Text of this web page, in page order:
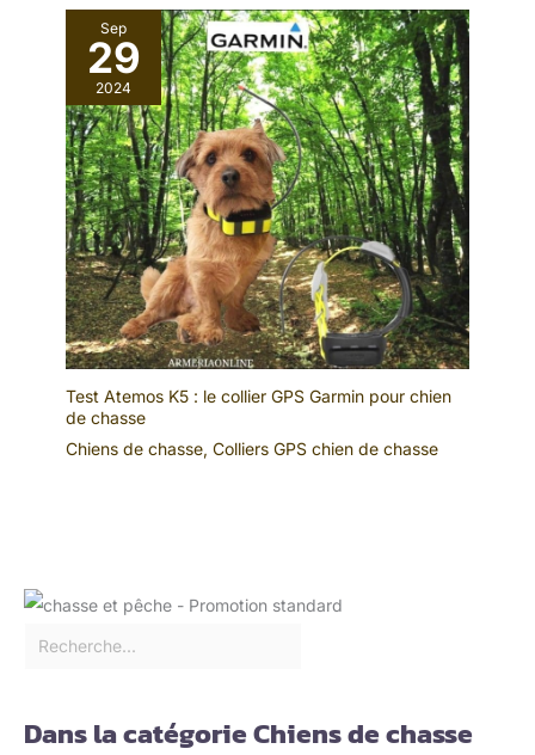
Sep
29
2024
Test Atemos K5 : le collier GPS Garmin pour chien
de chasse
Chiens de chasse, Colliers GPS chien de chasse
Dans la catégorie Chiens de chasse